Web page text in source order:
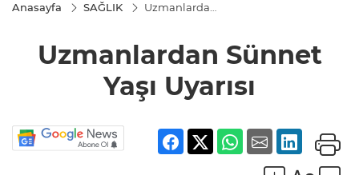
Anasayfa SAĞLIK
Uzmanlardan
Uzmanlardan Sünnet
Yaşı Uyarısı